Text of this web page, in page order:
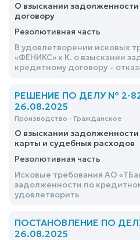
О взыскании
договору
Резолютивная часть
В удовлетворении исковых
«ФЕНИКС» к К. о взыскании
кредитному договору –
РЕШЕНИЕ ПО ДЕЛУ № 2-
26.08.2025
Производство - Гражданское
О взыскании
карты и судебных расходов
Резолютивная часть
Исковые требования АО
задолженности по
удовлетворить
ПОСТАНОВЛЕНИЕ ПО
26.08.2025